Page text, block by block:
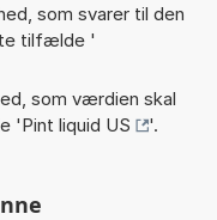
som svarer til den
tilfælde '
som værdien skal
'Pint liquid US '.